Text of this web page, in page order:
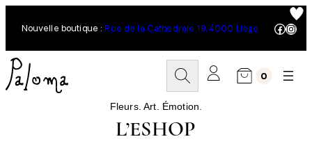
Nouvelle boutique : Rue de la Cathédrale 19, 4000 Liège
c
h
r
0
Fleurs. Art. Émotion.
L’ESHOP